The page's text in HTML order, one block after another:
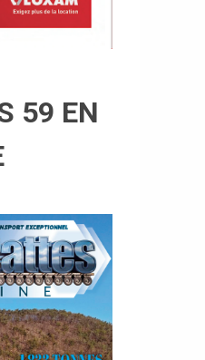
59 EN